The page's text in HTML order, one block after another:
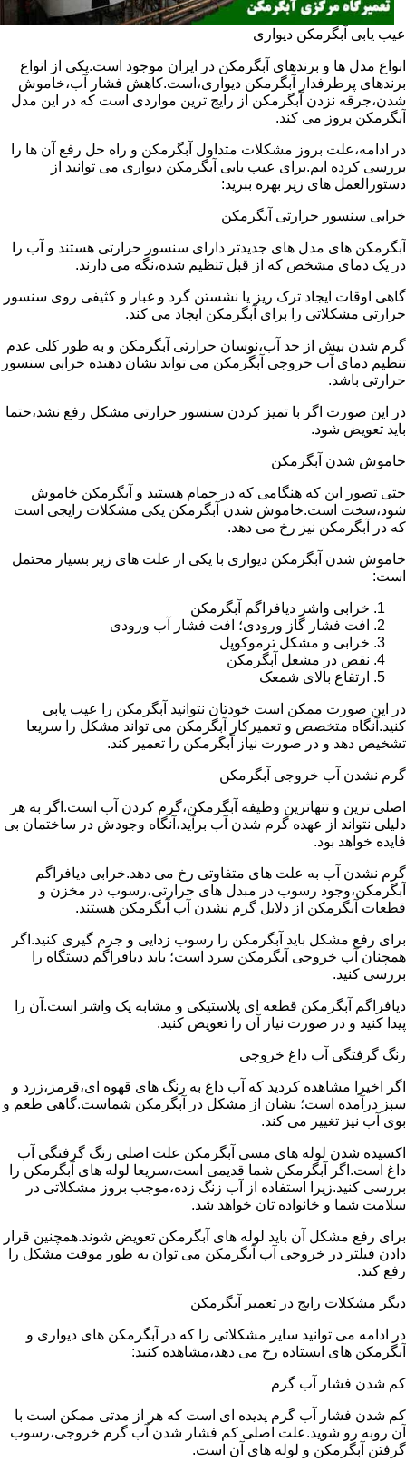
عیب یابی آبگرمکن دیواری
انواع مدل ها و برندهای آبگرمکن در ایران موجود است.یکی از انواع
برندهای پرطرفدار آبگرمکن دیواری،است.کاهش فشار آب،خاموش
شدن،جرقه نزدن آبگرمکن از رایج ترین مواردی است که در این مدل
آبگرمکن بروز می کند.
در ادامه،علت بروز مشکلات متداول آبگرمکن و راه حل رفع آن ها را
بررسی کرده ایم.برای عیب یابی آبگرمکن دیواری می توانید از
دستورالعمل های زیر بهره ببرید:
خرابی سنسور حرارتی آبگرمکن
آبگرمکن های مدل های جدیدتر دارای سنسور حرارتی هستند و آب را
در یک دمای مشخص که از قبل تنظیم شده،نگه می دارند.
گاهی اوقات ایجاد ترک ریز یا نشستن گرد و غبار و کثیفی روی سنسور
حرارتی مشکلاتی را برای آبگرمکن ایجاد می کند.
گرم شدن بیش از حد آب،نوسان حرارتی آبگرمکن و به طور کلی عدم
تنظیم دمای آب خروجی آبگرمکن می تواند نشان دهنده خرابی سنسور
حرارتی باشد.
در این صورت اگر با تمیز کردن سنسور حرارتی مشکل رفع نشد،حتما
باید تعویض شود.
خاموش شدن آبگرمکن
حتی تصور این که هنگامی که در حمام هستید و آبگرمکن خاموش
شود،سخت است.خاموش شدن آبگرمکن یکی مشکلات رایجی است
که در آبگرمکن نیز رخ می دهد.
خاموش شدن آبگرمکن دیواری با یکی از علت های زیر بسیار محتمل
است:
خرابی واشر دیافراگم آبگرمکن
افت فشار گاز ورودی؛ افت فشار آب ورودی
خرابی و مشکل ترموکوپل
نقص در مشعل آبگرمکن
ارتفاع بالای شمعک
در این صورت ممکن است خودتان نتوانید آبگرمکن را عیب یابی
کنید.آنگاه متخصص و تعمیرکار آبگرمکن می تواند مشکل را سریعا
تشخیص دهد و در صورت نیاز آبگرمکن را تعمیر کند.
گرم نشدن آب خروجی آبگرمکن
اصلی ترین و تنهاترین وظیفه آبگرمکن،گرم کردن آب است.اگر به هر
دلیلی نتواند از عهده گرم شدن آب برآید،آنگاه وجودش در ساختمان بی
فایده خواهد بود.
گرم نشدن آب به علت های متفاوتی رخ می دهد.خرابی دیافراگم
آبگرمکن،وجود رسوب در مبدل های حرارتی،رسوب در مخزن و
قطعات آبگرمکن از دلایل گرم نشدن آب آبگرمکن هستند.
برای رفع مشکل باید آبگرمکن را رسوب زدایی و جرم گیری کنید.اگر
همچنان آب خروجی آبگرمکن سرد است؛ باید دیافراگم دستگاه را
بررسی کنید.
دیافراگم آبگرمکن قطعه ای پلاستیکی و مشابه یک واشر است.آن را
پیدا کنید و در صورت نیاز آن را تعویض کنید.
رنگ گرفتگی آب داغ خروجی
اگر اخیرا مشاهده کردید که آب داغ به رنگ های قهوه ای،قرمز،زرد و
سبز درآمده است؛ نشان از مشکل در آبگرمکن شماست.گاهی طعم و
بوی آب نیز تغییر می کند.
اکسیده شدن لوله های مسی آبگرمکن علت اصلی رنگ گرفتگی آب
داغ است.اگر آبگرمکن شما قدیمی است،سریعا لوله های آبگرمکن را
بررسی کنید.زیرا استفاده از آب زنگ زده،موجب بروز مشکلاتی در
سلامت شما و خانواده تان خواهد شد.
برای رفع مشکل آن باید لوله های آبگرمکن تعویض شوند.همچنین قرار
دادن فیلتر در خروجی آب آبگرمکن می توان به طور موقت مشکل را
رفع کند.
دیگر مشکلات رایج در تعمیر آبگرمکن
در ادامه می توانید سایر مشکلاتی را که در آبگرمکن های دیواری و
آبگرمکن های ایستاده رخ می دهد،مشاهده کنید:
کم شدن فشار آب گرم
کم شدن فشار آب گرم پدیده ای است که هر از مدتی ممکن است با
آن روبه رو شوید.علت اصلی کم فشار شدن آب گرم خروجی،رسوب
گرفتن آبگرمکن و لوله های آن است.